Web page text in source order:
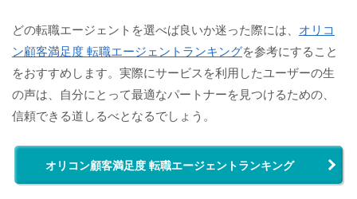
どの転職エージェントを選べば良いか迷った際には、 オリコ
ン顧客満足度 転職エージェントランキングを参考にすること
をおすすめします。実際にサービスを利用したユーザーの生
の声は、自分にとって最適なパートナーを見つけるための、
信頼できる道しるべとなるでしょう。
オリコン顧客満足度 転職エージェントランキング